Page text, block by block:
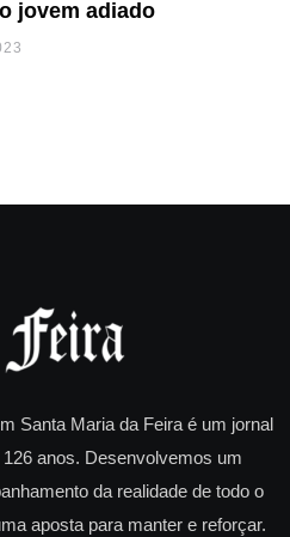
jovem adiado
Santa Maria da Feira é um jornal
anos. Desenvolvemos um
da realidade de todo o
aposta para manter e reforçar.